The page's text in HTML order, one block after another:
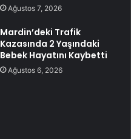
Ağustos 7, 2026
Mardin’deki Trafik
Kazasında 2 Yaşındaki
Bebek Hayatını Kaybetti
Ağustos 6, 2026